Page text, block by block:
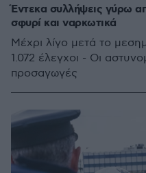
Έντεκα συλλήψεις γύρω
σφυρί και ναρκωτικά
Μέχρι λίγο μετά το
1.072 έλεγχοι - Οι
προσαγωγές